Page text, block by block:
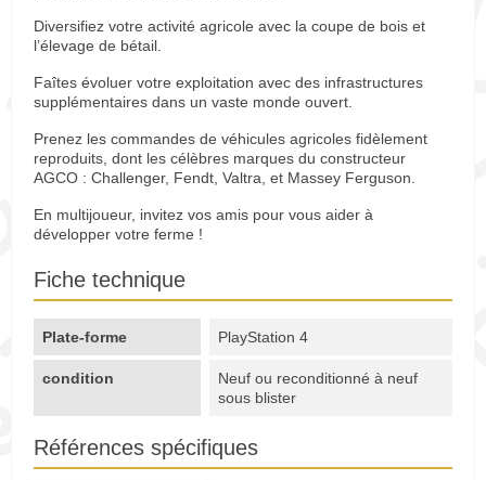
Diversifiez votre activité agricole avec la coupe de bois et
l’élevage de bétail.
Faîtes évoluer votre exploitation avec des infrastructures
supplémentaires dans un vaste monde ouvert.
Prenez les commandes de véhicules agricoles fidèlement
reproduits, dont les célèbres marques du constructeur
AGCO : Challenger, Fendt, Valtra, et Massey Ferguson.
En multijoueur, invitez vos amis pour vous aider à
développer votre ferme !
Fiche technique
Plate-forme PlayStation 4
condition
Neuf ou reconditionné à neuf
sous blister
Références spécifiques